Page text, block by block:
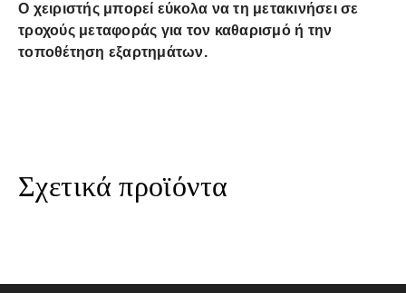
Ο χειριστής μπορεί εύκολα να τη μετακινήσει σε
τροχούς μεταφοράς για τον καθαρισμό ή την
τοποθέτηση εξαρτημάτων.
Σχετικά προϊόντα